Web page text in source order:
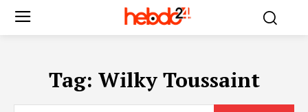
Tag: Wilky Toussaint